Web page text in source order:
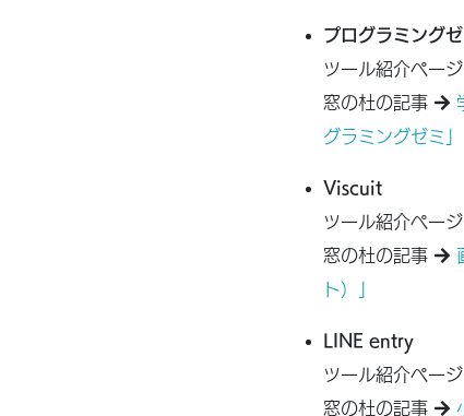
プログラミングゼ
ツール紹介ページ
窓の杜の記事
グラミングゼミ」
Viscuit
ツール紹介ページ
窓の杜の記事
ト）」
LINE entry
ツール紹介ページ
窓の杜の記事